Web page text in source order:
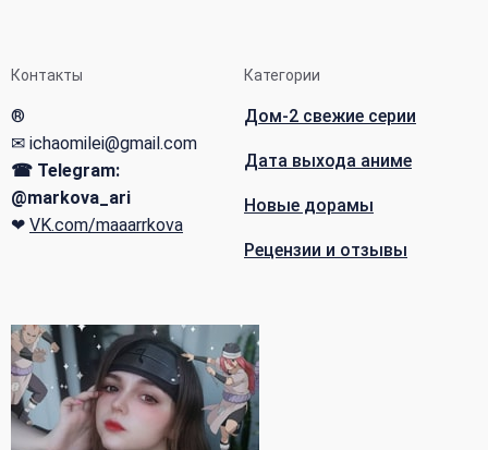
Контакты
®
✉ ichaomilei@gmail.com
☎ Telegram:
@markova_ari
❤ VK.com/maaarrkova
Категории
Дом-2 свежие серии
Дата выхода аниме
Новые дорамы
Рецензии и отзывы